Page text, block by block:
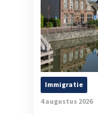
Immigratie
4 augustus 2026